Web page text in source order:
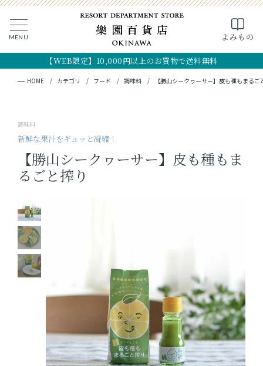
MENU よみもの
【WEB限定】10,000円以上のお買物で送料無料
CLOSE
検索
キーワード検索
MY PAGE CART
全ての商品
フード
クラフト
つくり手
OKINAWA the RYUKYU
ショッピングガイド
実店舗のご案内
HOME カテゴリ フード 調味料 【勝山シークヮーサー】皮も種もまるご
調味料
新鮮な果汁をギュッと凝縮！
【勝山シークヮーサー】皮も種もま
るごと搾り